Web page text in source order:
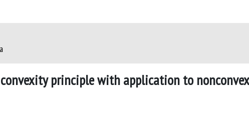
principle with application to nonconvex